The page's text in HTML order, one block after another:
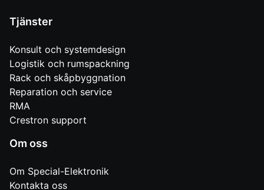
Tjänster
Konsult och systemdesign
Logistik och rumspackning
Rack och skåpbyggnation
Reparation och service
RMA
Crestron support
Om oss
Om Special-Elektronik
Kontakta oss